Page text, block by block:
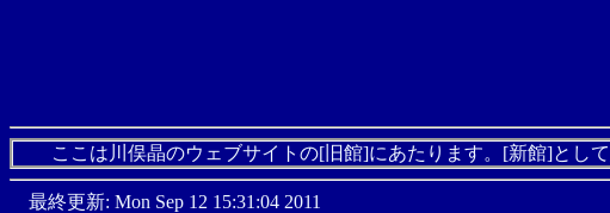
ここは川俣晶のウェブサイトの[旧館]にあたります。[新館]として
最終更新: Mon Sep 12 15:31:04 2011